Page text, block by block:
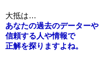
大抵は…
あなたの過去のデーターや
信頼する人や情報で
正解を探りますよね。